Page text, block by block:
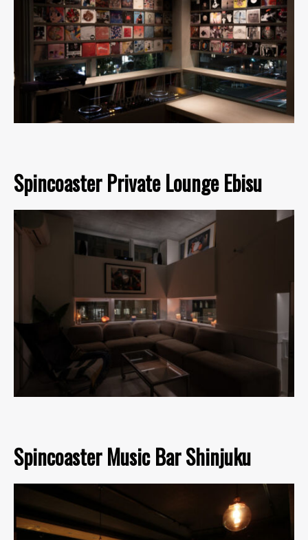
Spincoaster Private Lounge Ebisu
Spincoaster Music Bar Shinjuku